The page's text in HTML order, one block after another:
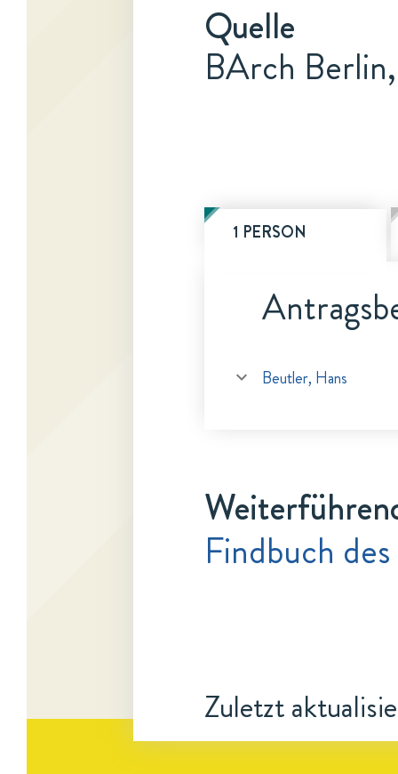
Quelle
BArch
1 PERSON
Beutler, Hans
Findbuch
Zuletzt